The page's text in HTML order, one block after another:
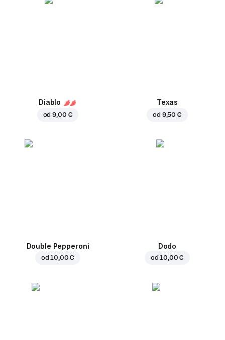
Diablo
od9,00 €
Texas
od 9,50 €
Double Pepperoni
od10,00 €
Dodo
od10,00 €